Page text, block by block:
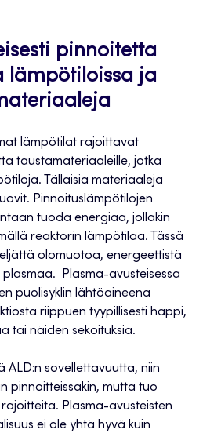
pinnoitetta
lämpötiloissa ja
lämpötilat rajoittavat
taustamateriaaleille, jotka
Tällaisia materiaaleja
Pinnoituslämpötilojen
tuoda energiaa, jollakin
reaktorin lämpötilaa. Tässä
olomuotoa, energeettistä
Plasma-avusteisessa
puolisyklin lähtöaineena
riippuen tyypillisesti happi,
tai näiden sekoituksia.
ALD:n sovellettavuutta, niin
pinnoitteissakin, mutta tuo
Plasma-avusteisten
ei ole yhtä hyvä kuin